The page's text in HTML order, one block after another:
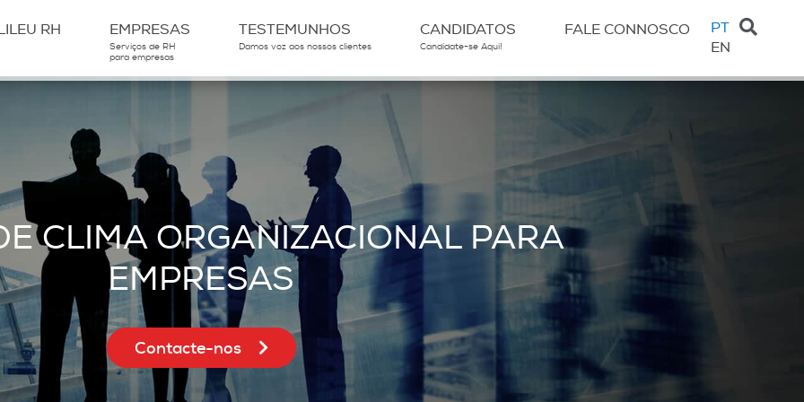
PT
EN
RH EMPRESAS
Serviços de RH
para empresas
TESTEMUNHOS
Damos voz aos nossos clientes
CANDIDATOS
Candidate-se Aqui!
FALE CONNOSCO
CLIMA ORGANIZACIONAL PARA
EMPRESAS
Contacte-nos